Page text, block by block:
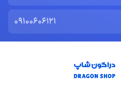
09100606121